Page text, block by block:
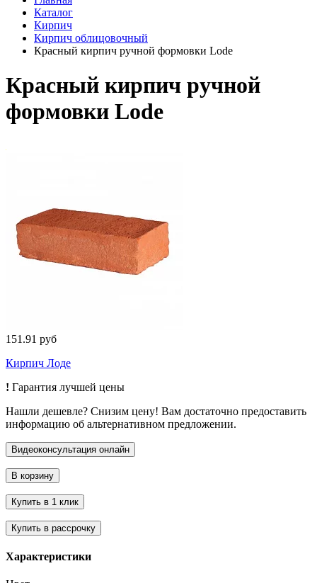
Каталог
Кирпич
Кирпич облицовочный
Красный кирпич ручной формовки Lode
Красный кирпич ручной
формовки Lode
151.91 руб
Кирпич Лоде
! Гарантия лучшей цены
Нашли дешевле? Снизим цену! Вам достаточно предоставить
информацию об альтернативном предложении.
Характеристики